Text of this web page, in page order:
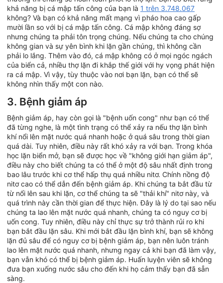
khả năng bị cá mập tấn công của bạn là 1 trên 3.748.067
không? Và bạn có khả năng mất mạng vì pháo hoa cao gấp
mười lần so với bị cá mập tấn công. Cá mập không đáng sợ
nhưng chúng ta phải tôn trọng chúng. Nếu chúng ta cho chúng
không gian và sự yên bình khi lặn gần chúng, thì không cần
phải lo lắng. Thêm vào đó, cá mập không có ở mọi ngóc ngách
của biển cả, nhiều thợ lặn đi khắp thế giới với hy vọng phát hiện
ra cá mập. Vì vậy, tùy thuộc vào nơi bạn lặn, bạn có thể sẽ
không nhìn thấy một con nào.
3. Bệnh giảm áp
Bệnh giảm áp, hay còn gọi là "bệnh uốn cong" như bạn có thể
đã từng nghe, là một tình trạng có thể xảy ra nếu thợ lặn bình
khí nổi lên mặt nước quá nhanh hoặc ở quá sâu trong thời gian
quá dài. Tuy nhiên, điều này rất khó xảy ra với bạn. Trong khóa
học lặn biển mở, bạn sẽ được học về "không giới hạn giảm áp",
điều này cho biết chúng ta có thể ở một độ sâu nhất định trong
bao lâu trước khi cơ thể hấp thụ quá nhiều nitơ. Chính nồng độ
nitơ cao có thể dẫn đến bệnh giảm áp. Khi chúng ta bắt đầu từ
từ nổi lên sau khi lặn, cơ thể chúng ta sẽ "thải khí" nitơ này, và
quá trình này cần thời gian để thực hiện. Đây là lý do tại sao nếu
chúng ta lao lên mặt nước quá nhanh, chúng ta có nguy cơ bị
uốn cong. Tuy nhiên, điều này chỉ thực sự trở thành rủi ro khi
bạn bắt đầu lặn sâu. Khi mới bắt đầu lặn bình khí, bạn sẽ không
lặn đủ sâu để có nguy cơ bị bệnh giảm áp, bạn nên luôn tránh
lao lên mặt nước quá nhanh, nhưng ngay cả khi bạn đã làm vậy,
bạn vẫn khó có thể bị bệnh giảm áp. Huấn luyện viên sẽ không
đưa bạn xuống nước sâu cho đến khi họ cảm thấy bạn đã sẵn
sàng.